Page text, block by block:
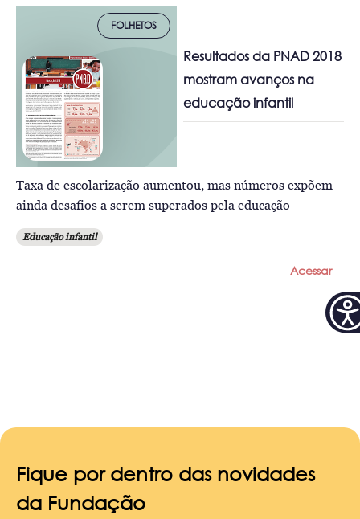
FOLHETOS
Resultados da PNAD 2018
mostram avanços na
educação infantil
Taxa de escolarização aumentou, mas números expõem
ainda desafios a serem superados pela educação
Educação infantil
Acessar
Fique por dentro das novidades
da Fundação